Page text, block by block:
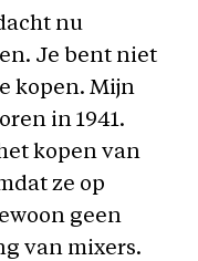
nu
Je bent niet
kopen. Mijn
in 1941.
kopen van
ze op
geen
van mixers.